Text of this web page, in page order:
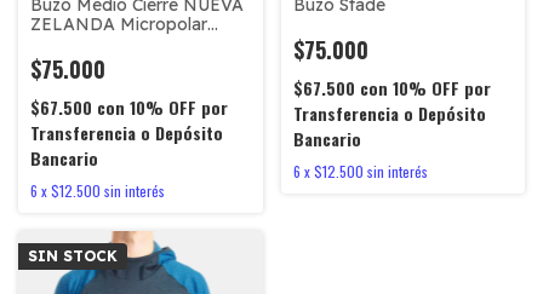
Buzo Medio Cierre NUEVA
ZELANDA Micropolar
$75.000
$67.500 con 10% OFF por
Transferencia o Depósito
Bancario
6 x$12.500 sin interés
Buzo Stade
$75.000
$67.500 con 10% OFF por
Transferencia o Depósito
Bancario
6 x$12.500 sin interés
SIN STOCK